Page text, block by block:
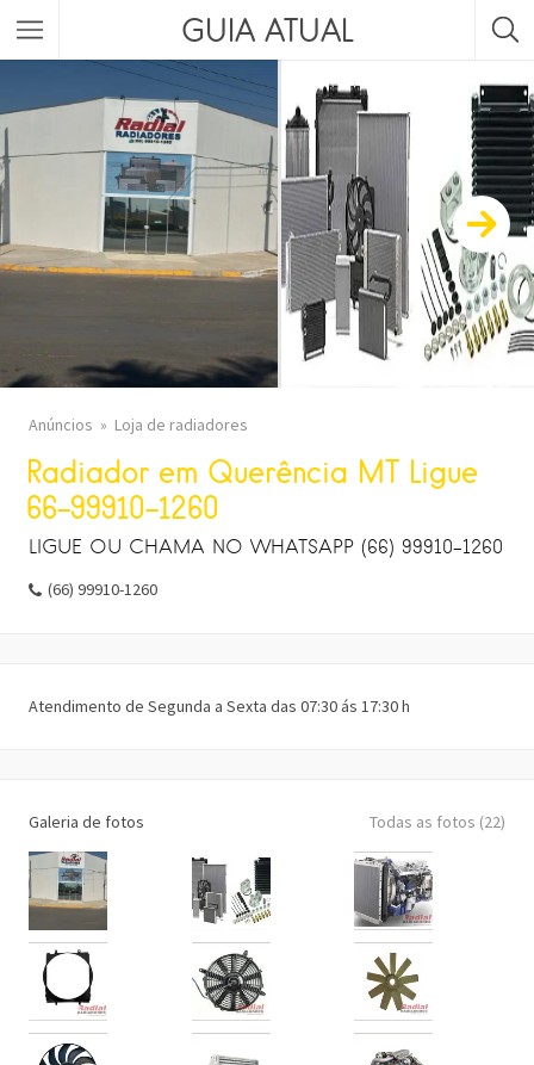
GUIA ATUAL
Anúncios Loja de radiadores
Radiador em Querência MT Ligue
66-99910-1260
LIGUE OU CHAMA NO WHATSAPP (66) 99910-1260
(66) 99910-1260
Atendimento de Segunda a Sexta das 07:30 ás 17:30 h
Galeria de fotos Todas as fotos (22)